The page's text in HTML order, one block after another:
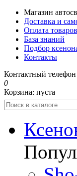
Магазин
Доставка и
Оплата товаров
База знаний
Подбор
Контакты
Контактный телефон
0
Корзина: пуста